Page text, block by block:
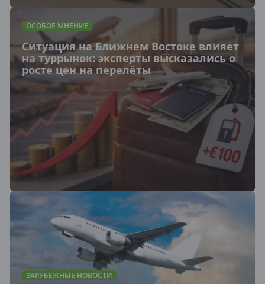
ОСОБОЕ МНЕНИЕ
Ситуация на Ближнем Востоке влияет
на туррынок: эксперты высказались о
росте цен на перелёты
ЗАРУБЕЖНЫЕ НОВОСТИ